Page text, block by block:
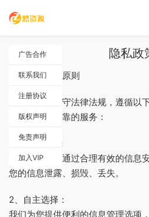
广告合作
联系我们
注册协议
版权声明
免责声明
加入VIP
隐私政
一、隐私保护原则
愁资源严格遵守法律法规，遵循以
更加安全、可靠的服务：
1、安全可靠：
我们竭尽全力通过合理有效的信息
您的信息泄露、损毁、丢失。
2、自主选择：
我们为您提供便利的信息管理选项